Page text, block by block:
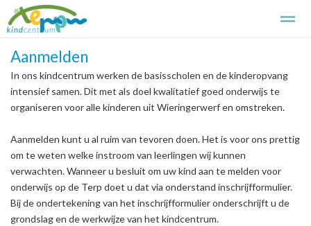
Kindcentrum de Terp
Home Foto's Zoeken Pagina's
Aanmelden
In ons kindcentrum werken de basisscholen en de kinderopvang
intensief samen. Dit met als doel kwalitatief goed onderwijs te
organiseren voor alle kinderen uit Wieringerwerf en omstreken.
Aanmelden kunt u al ruim van tevoren doen. Het is voor ons prettig
om te weten welke instroom van leerlingen wij kunnen
verwachten. Wanneer u besluit om uw kind aan te melden voor
onderwijs op de Terp doet u dat via onderstand inschrijfformulier.
Bij de ondertekening van het inschrijfformulier onderschrijft u de
grondslag en de werkwijze van het kindcentrum.